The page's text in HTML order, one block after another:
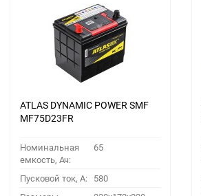
ATLAS DYNAMIC POWER SMF
MF75D23FR
Номинальная
емкость, Ач:
65
Пусковой ток, A: 580